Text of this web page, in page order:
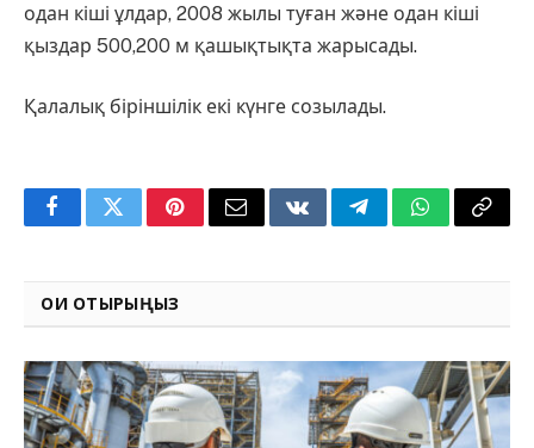
одан кіші ұлдар, 2008 жылы туған және одан кіші
қыздар 500,200 м қашықтықта жарысады.
Қалалық біріншілік екі күнге созылады.
FacebookTwitterPinterestEmail VKontakteTelegramWhatsApp
Copy
ОҚИ ОТЫРЫҢЫЗ